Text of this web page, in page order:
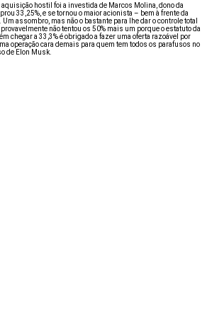
hostil foi a investida de Marcos Molina, dono da
33,25%, e se tornou o maior acionista – bem à frente da
Um assombro, mas não o bastante para lhe dar o controle total
não tentou os 50% mais um porque o estatuto da
chegar a 33,3% é obrigado a fazer uma oferta razoável por
operação cara demais para quem tem todos os parafusos no
de Elon Musk.